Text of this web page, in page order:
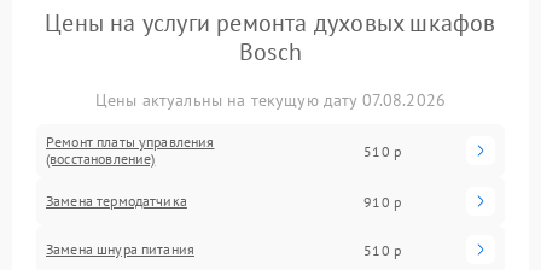
Цены на услуги ремонта духовых шкафов
Bosch
Цены актуальны на текущую дату 07.08.2026
Ремонт платы управления
(восстановление)
510 р
Замена термодатчика 910 р
Замена шнура питания 510 р